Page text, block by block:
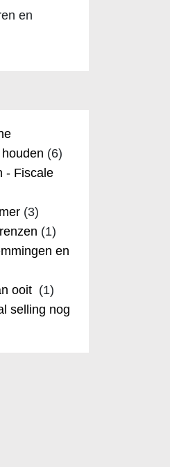
en
(6)
- Fiscale
(3)
(1)
en
ooit (1)
selling nog